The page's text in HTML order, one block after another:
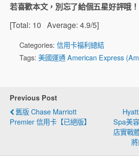
若喜歡本文，別忘了給個五星好評哦！
[Total: 10 Average: 4.9/5]
Categories: 信用卡福利總結
Tags: 美國運通 American Express
Previous Post
舊版 Chase Marriott
Premier 信用卡【已絕版】
Spa美
店實戰